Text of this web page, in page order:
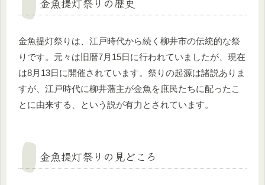
金魚提灯祭りの歴史
金魚提灯祭りは、江戸時代から続く柳井市の伝統的な祭
りです。元々は旧暦7月15日に行われていましたが、現在
は8月13日に開催されています。祭りの起源は諸説ありま
すが、江戸時代に柳井藩主が金魚を庶民たちに配ったこ
とに由来する、という説が有力とされています。
金魚提灯祭りの見どころ